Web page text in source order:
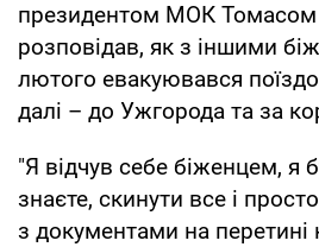
президентом МОК Томасом
розповідав, як з іншими
лютого евакуювався
далі – до Ужгорода та за
"Я відчув себе біженцем, я
знаєте, скинути все і
з документами на